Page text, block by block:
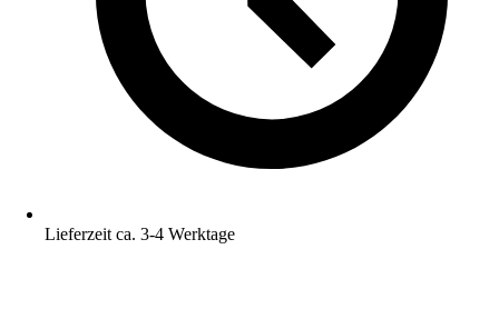
Lieferzeit ca. 3-4 Werktage